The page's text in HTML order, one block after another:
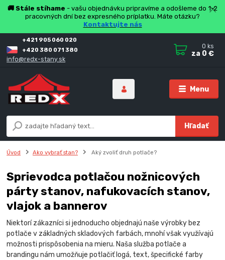
🚚 Stále stíhame - vašu objednávku pripravíme a odošleme do 1-2
pracovných dní bez expresného príplatku. Máte otázku?
Kontaktujte nás
Menu
Hľadať
+421 905 060 020
+420 380 071 380
info@redx-stany.sk
0 ks
za 0 €
Úvod Ako vybrať stan? Aký zvoliť druh potlače?
Sprievodca potlačou nožnicových
párty stanov, nafukovacích stanov,
vlajok a bannerov
Niektorí zákazníci si jednoducho objednajú naše výrobky bez
potlače v základných skladových farbách, mnohí však využívajú
možnosti prispôsobenia na mieru. Naša služba potlače a
brandingu nám umožňuje potlačiť logá, text, špecifické farby